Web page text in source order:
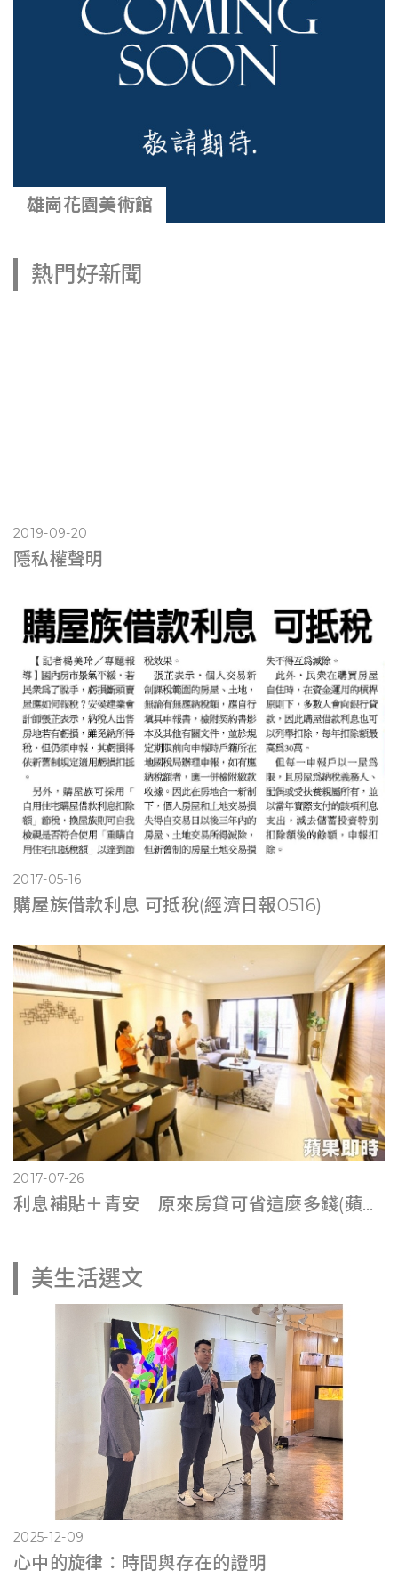
雄崗花園美術館
熱門好新聞
2019-09-20
隱私權聲明
2017-05-16
購屋族借款利息 可抵稅(經濟日報0516)
2017-07-26
利息補貼＋青安 原來房貸可省這麼多錢(蘋果即時0725)
美生活選文
2025-12-09
心中的旋律：時間與存在的證明